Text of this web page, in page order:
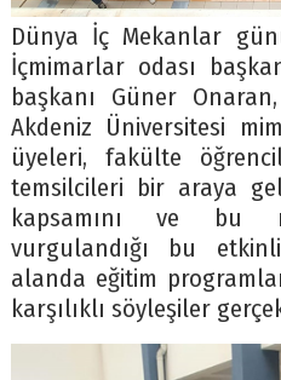
Dünya İç Mekanlar
İçmimarlar odası
başkanı Güner
Akdeniz Üniversitesi
üyeleri, fakülte
temsilcileri bir araya
kapsamını ve bu
vurgulandığı bu
alanda eğitim
karşılıklı söyleşiler